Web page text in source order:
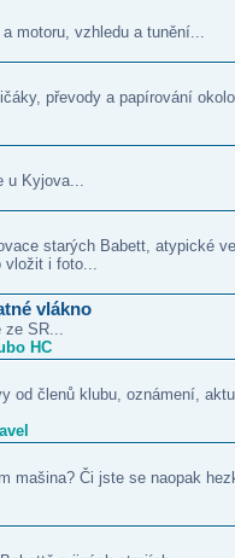
motoru, vzhledu a tunění...
převody a papírování
u Kyjova...
starých Babett, atypické
vložit i foto...
vlákno
ze SR...
HC
od členů klubu, oznámení,
mašina? Či jste se naopak